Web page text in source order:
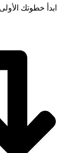
ابدأ خطوتك